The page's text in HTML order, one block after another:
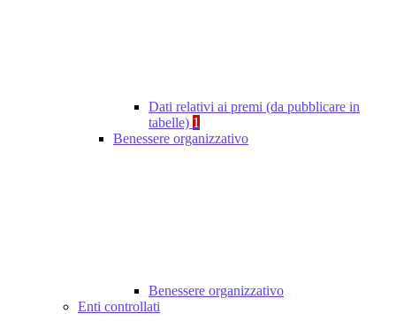
Dati relativi ai premi (da pubblicare in
tabelle) 1
Benessere organizzativo
Benessere organizzativo
Enti controllati